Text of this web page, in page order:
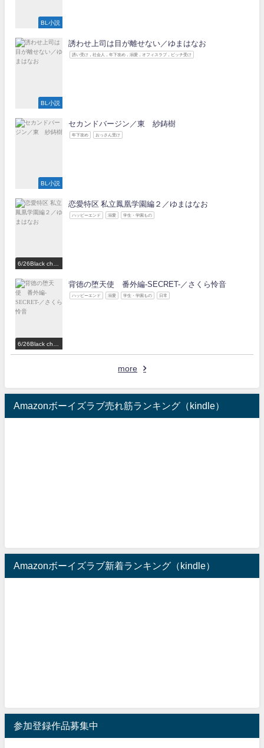
BL小説
BL小説
誘わせ上司は目が離せない／ゆまはなお
誘い受け，社会人，年下攻め，溺愛，オフィスラブ，ビッチ受け
BL小説
セカンドバージン／東 紗鋳樹
年下攻め おっさん受け
6/26Black choc
加作家
恋愛特区 私立鳳凰学園編２／ゆまはなお
ハッピーエンド 溺愛 学生・学園もの
6/26Black choc
olate Love 参
背徳の堕天使 番外編-SECRET-／さくら怜音
ハッピーエンド 溺愛 学生・学園もの 日常
more
Amazonボーイズラブ売れ筋ランキング（kindle）
Amazonボーイズラブ新着ランキング（kindle）
参加登録作品募集中